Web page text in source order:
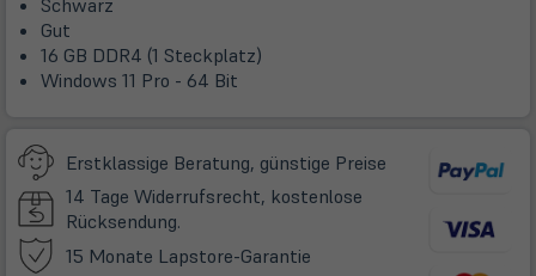
Schwarz
Gut
16 GB DDR4 (1 Steckplatz)
Windows 11 Pro - 64 Bit
Erstklassige Beratung, günstige Preise
14 Tage Widerrufsrecht, kostenlose
Rücksendung.
15 Monate Lapstore-Garantie